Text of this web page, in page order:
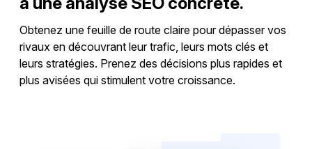
Obtenez une feuille de route claire pour dépasser vos
rivaux en découvrant leur trafic, leurs mots clés et
leurs stratégies. Prenez des décisions plus rapides et
plus avisées qui stimulent votre croissance.